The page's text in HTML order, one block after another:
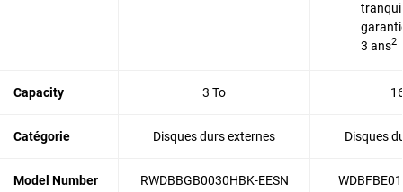
3 ans2
Capacity 3 To
Catégorie Disques durs externes Disques
Model Number RWDBBGB0030HBK-EESN